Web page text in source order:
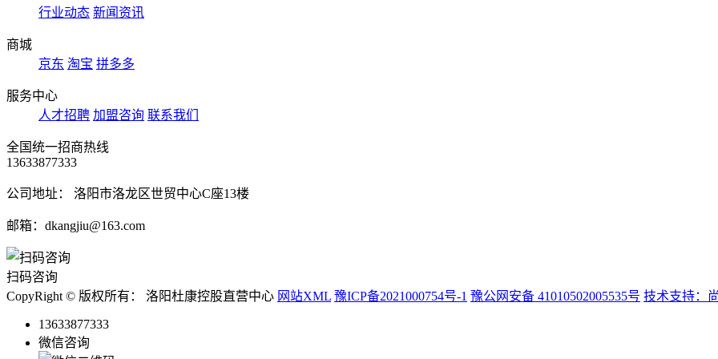
行业动态 新闻资讯
商城
京东 淘宝 拼多多
服务中心
人才招聘 加盟咨询 联系我们
全国统一招商热线
13633877333
公司地址： 洛阳市洛龙区世贸中心C座13楼
邮箱：dkangjiu@163.com
扫码咨询
CopyRight © 版权所有： 洛阳杜康控股直营中心 网站XML 豫ICP备2021000754号-1 豫公网安备 41010502005535号 技术支持：
13633877333
微信咨询